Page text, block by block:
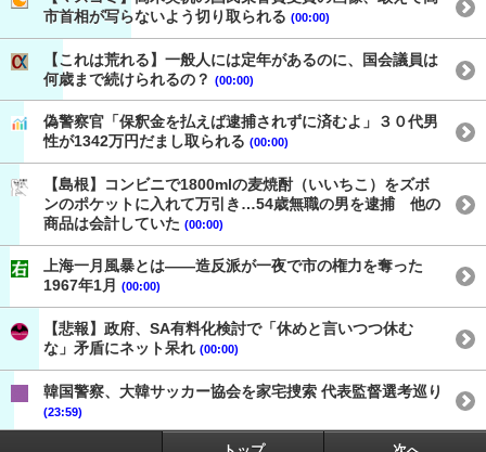
市首相が写らないよう切り取られる (00:00)
【これは荒れる】一般人には定年があるのに、国会議員は
何歳まで続けられるの？ (00:00)
偽警察官「保釈金を払えば逮捕されずに済むよ」３０代男
性が1342万円だまし取られる (00:00)
【島根】コンビニで1800mlの麦焼酎（いいちこ）をズボ
ンのポケットに入れて万引き…54歳無職の男を逮捕 他の
商品は会計していた (00:00)
上海一月風暴とは——造反派が一夜で市の権力を奪った
1967年1月
(00:00)
【悲報】政府、SA有料化検討で「休めと言いつつ休む
な」矛盾にネット呆れ (00:00)
韓国警察、大韓サッカー協会を家宅捜索 代表監督選考巡り
(23:59)